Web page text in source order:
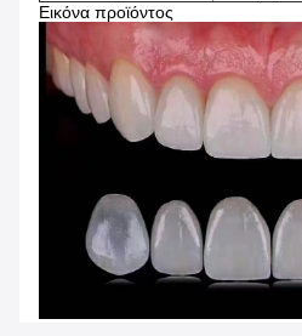
Εικόνα προϊόντος